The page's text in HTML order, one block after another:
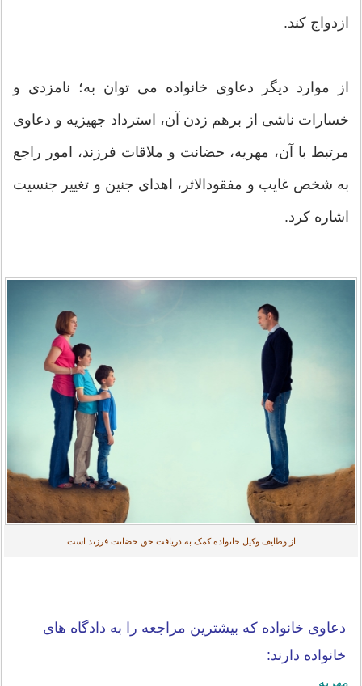
ازدواج کند.
از موارد دیگر دعاوی خانواده می توان به؛ نامزدی و
خسارات ناشی از برهم ‌زدن آن، استرداد جهیزیه و دعاوی
مرتبط با آن، مهریه، حضانت و ملاقات فرزند، امور راجع
به شخص غایب و مفقودالاثر، اهدای جنین و تغییر جنسیت
اشاره کرد.
از وظایف وکیل خانواده کمک به دریافت حق حضانت فرزند است
دعاوی خانواده که بیشترین مراجعه را به دادگاه های
خانواده دارند:
مهریه